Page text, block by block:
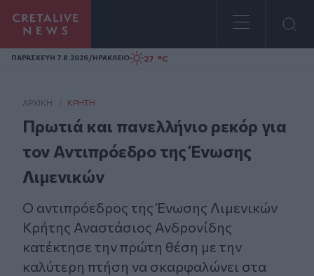
Homepage
ΠΑΡΑΣΚΕΥΗ 7.8.2026/ΗΡΑΚΛΕΙΟ 27 °C
ΑΡΧΙΚΗ / ΚΡΉΤΗ
Πρωτιά και πανελλήνιο ρεκόρ για
τον Αντιπρόεδρο της Ένωσης
Λιμενικών
Ο αντιπρόεδρος της Ένωσης Λιμενικών
Κρήτης Αναστάσιος Ανδρονίδης
κατέκτησε την πρώτη θέση με την
καλύτερη πτήση να σκαρφαλώνει στα